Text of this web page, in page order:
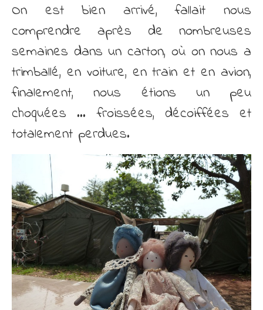
On est bien arrivé, fallait nous
comprendre après de nombreuses
semaines dans un carton, où on nous a
trimballé, en voiture, en train et en avion,
finalement, nous étions un peu
choquées … froissées, décoiffées et
totalement perdues.